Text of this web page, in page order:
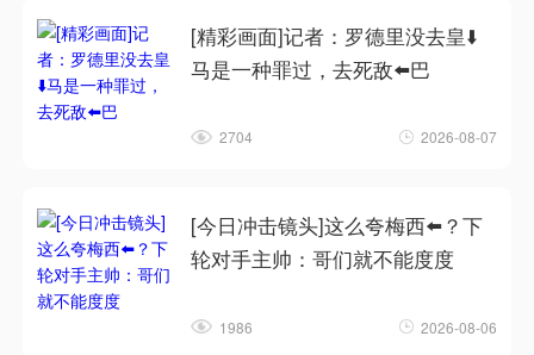
[精彩画面]记者：罗德里没去皇⬇️
马是一种罪过，去死敌⬅️巴
2704 2026-08-07
[今日冲击镜头]这么夸梅西⬅️？下
轮对手主帅：哥们就不能度度
1986 2026-08-06